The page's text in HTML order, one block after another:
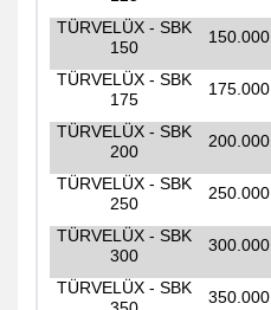
TÜRVELÜX - SBK
150
150.000
TÜRVELÜX - SBK
175
175.000
TÜRVELÜX - SBK
200
200.000
TÜRVELÜX - SBK
250
250.000
TÜRVELÜX - SBK
300
300.000
TÜRVELÜX - SBK
350.000